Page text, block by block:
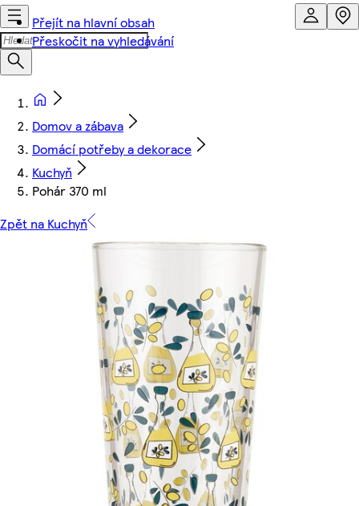
Přejít na hlavní obsah
Přeskočit na vyhledávání
Domov a zábava
Domácí potřeby a dekorace
Kuchyň
Pohár 370 ml
Zpět na Kuchyň